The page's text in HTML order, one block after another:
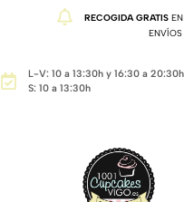
RECOGIDA GRATISEN
L-V: 10 a 13:30h y 16:30 a
S: 10 a 13:30h